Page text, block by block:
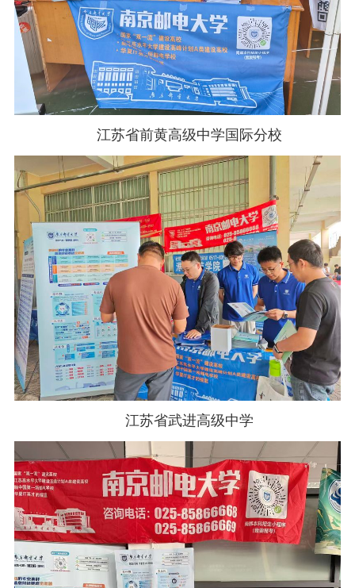
江苏省前黄高级中学国际分校
江苏省武进高级中学